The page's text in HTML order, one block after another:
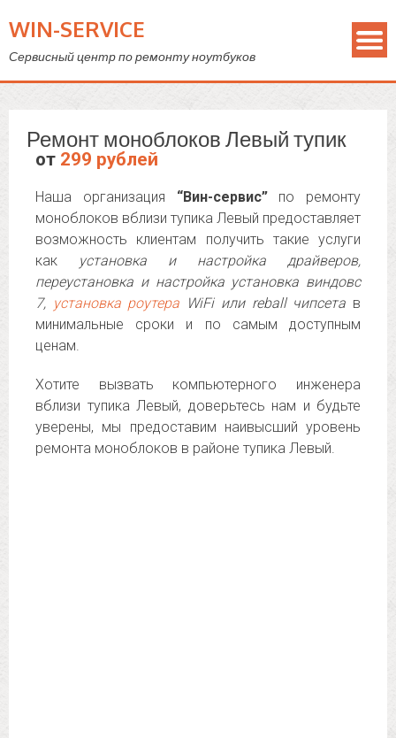
WIN-SERVICE
Сервисный центр по ремонту ноутбуков
Ремонт моноблоков Левый тупик
от 299 рублей
Наша организация “Вин-сервис”по ремонту
моноблоков вблизи тупика Левый предоставляет
возможность клиентам получить такие услуги
как
установка и настройка драйверов,
переустановка и настройка установка виндовс
7, установка роутера WiFi или reball чипсета в
минимальные сроки и по самым доступным
ценам.
Хотите вызвать компьютерного инженера
вблизи тупика Левый, доверьтесь нам и будьте
уверены, мы предоставим наивысший уровень
ремонта моноблоков в районе тупика Левый.